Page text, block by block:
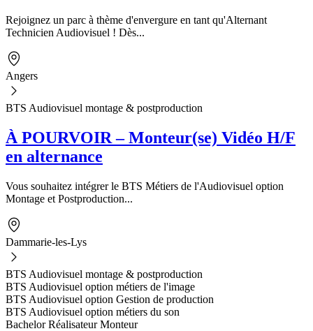
Rejoignez un parc à thème d'envergure en tant qu'Alternant
Technicien Audiovisuel ! Dès...
Angers
BTS Audiovisuel montage & postproduction
À POURVOIR – Monteur(se) Vidéo H/F
en alternance
Vous souhaitez intégrer le BTS Métiers de l'Audiovisuel option
Montage et Postproduction...
Dammarie-les-Lys
BTS Audiovisuel montage & postproduction
BTS Audiovisuel option métiers de l'image
BTS Audiovisuel option Gestion de production
BTS Audiovisuel option métiers du son
Bachelor Réalisateur Monteur